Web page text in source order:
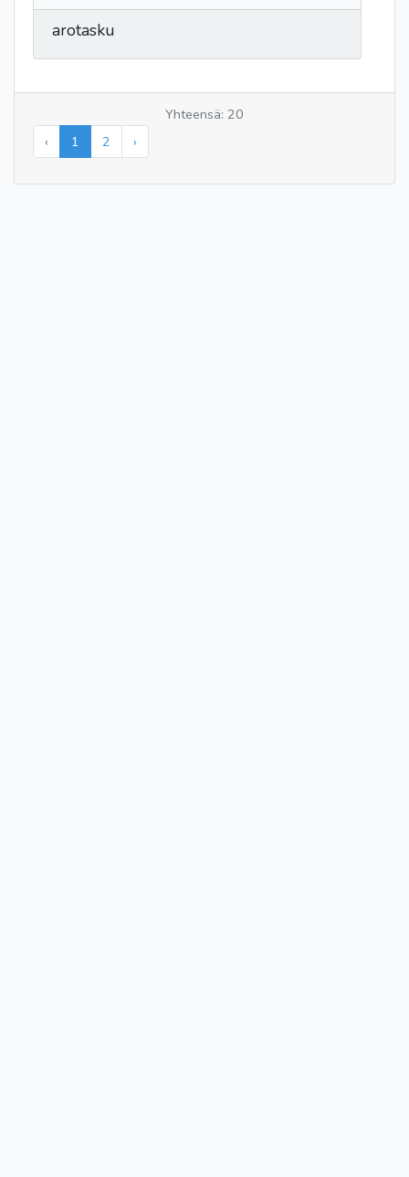
arotasku
Yhteensä: 20
‹
1 2 ›